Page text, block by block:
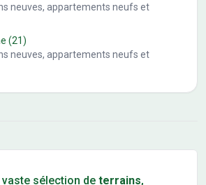
neuves, appartements neufs et
(21)
neuves, appartements neufs et
sélection de terrains,